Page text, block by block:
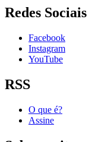
Redes Sociais
Facebook
Instagram
YouTube
RSS
O que é?
Assine